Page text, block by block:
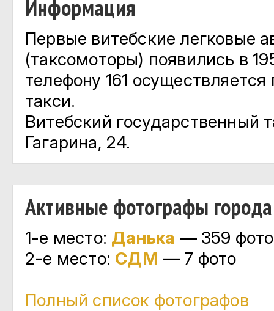
Информация
Первые витебские легковые
(таксомоторы) появились в
телефону 161
такси.
Витебский государственный
Гагарина, 24.
Активные фотографы города
1-е место: Данька — 359 фото
2-е место: СДМ — 7 фото
Полный список фотографов